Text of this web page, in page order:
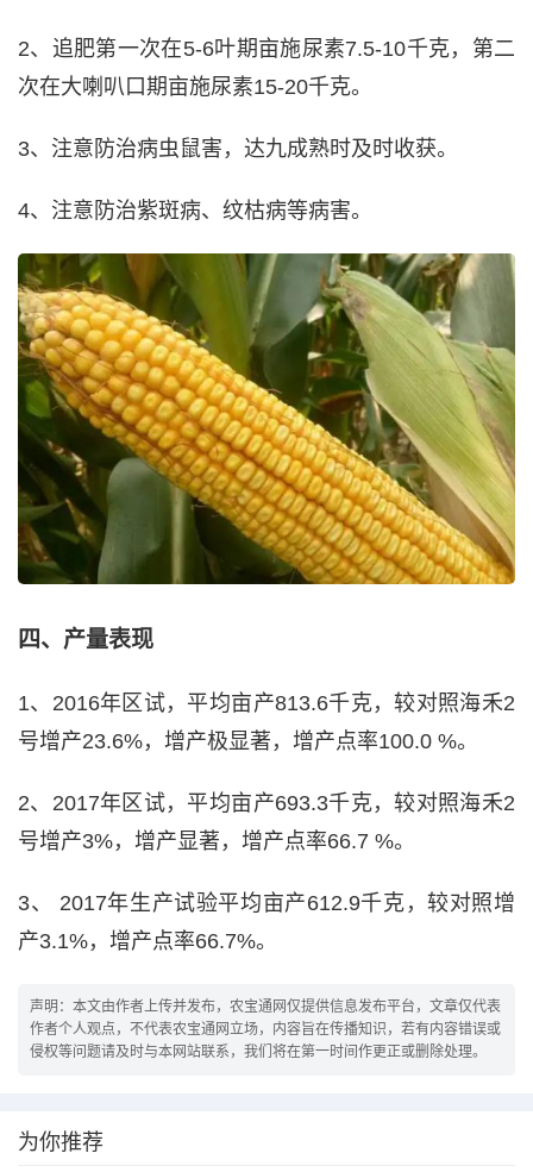
2、追肥第一次在5-6叶期亩施尿素7.5-10千克，第二
次在大喇叭口期亩施尿素15-20千克。
3、注意防治病虫鼠害，达九成熟时及时收获。
4、注意防治紫斑病、纹枯病等病害。
四、产量表现
1、2016年区试，平均亩产813.6千克，较对照海禾2
号增产23.6%，增产极显著，增产点率100.0 %。
2、2017年区试，平均亩产693.3千克，较对照海禾2
号增产3%，增产显著，增产点率66.7 %。
3、 2017年生产试验平均亩产612.9千克，较对照增
产3.1%，增产点率66.7%。
声明：本文由作者上传并发布，农宝通网仅提供信息发布平台，文章仅代表
作者个人观点，不代表农宝通网立场，内容旨在传播知识，若有内容错误或
侵权等问题请及时与本网站联系，我们将在第一时间作更正或删除处理。
为你推荐